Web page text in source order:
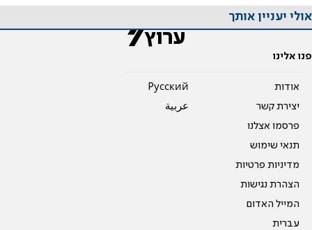
אולי יעניין אותך
פנו אלינו
אודות
יצירת קשר
פרסמו אצלנו
תנאי שימוש
מדיניות פרטיות
הצהרת נגישות
המייל האדום
עברית
Pусский
عربية